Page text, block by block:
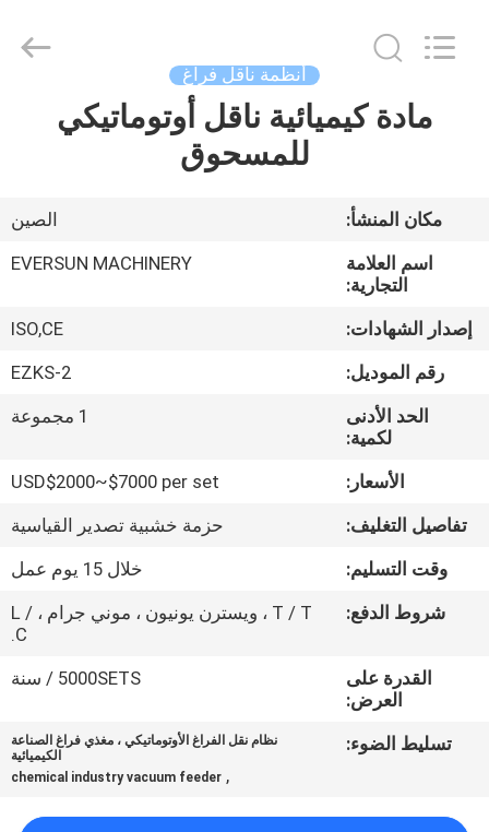
مسكن
عرض
الافتراضي
معلومات
جولة
في
المعمل
الجودة
اتصل
أنظمة ناقل فراغ
مادة كيميائية ناقل أوتوماتيكي
للمسحوق
مكان المنشأ:
الصين
اسم العلامة
التجارية:
EVERSUN MACHINERY
إصدار الشهادات:
ISO,CE
رقم الموديل:
EZKS-2
الحد الأدنى
لكمية:
1 مجموعة
الأسعار:
USD$2000~$7000 per set
تفاصيل التغليف:
حزمة خشبية تصدير القياسية
وقت التسليم:
خلال 15 يوم عمل
شروط الدفع:
T / T ، ويسترن يونيون ، موني جرام ، L /
C.
القدرة على
العرض:
5000SETS / سنة
تسليط الضوء:
نظام نقل الفراغ الأوتوماتيكي ، مغذي فراغ الصناعة
الكيميائية
,
chemical industry vacuum feeder